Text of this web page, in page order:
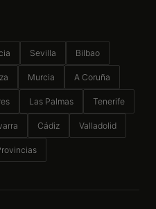
Sevilla Bilbao
Murcia A Coruña
Las Palmas Tenerife
Cádiz Valladolid